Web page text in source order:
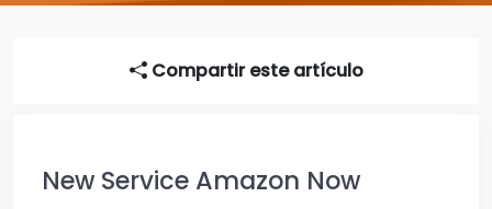
Compartir este artículo
New Service Amazon Now